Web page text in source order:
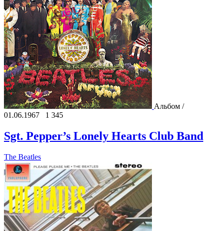
Альбом /
01.06.1967
1 345
Sgt. Pepper’s Lonely Hearts Club Band
The Beatles